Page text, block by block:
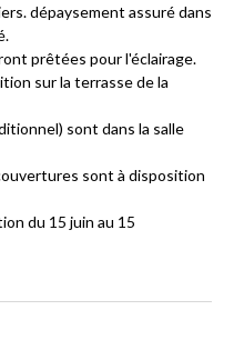
dépaysement assuré dans
prêtées pour l'éclairage.
sur la terrasse de la
sont dans la salle
sont à disposition
du 15 juin au 15